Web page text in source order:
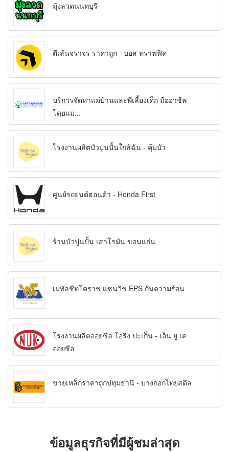
มุ้งลวดนนทบุรี
ตีเส้นจราจร ราคาถูก - บอส ทราฟฟิค
บริการจัดหาแม่บ้านและพี่เลี้ยงเด็ก มืออาชีพ
โดยแม่...
โรงงานผลิตบัวปูนปั้นใกล้ฉัน - คุ้มบัว
ศูนย์รถยนต์ฮอนด้า - Honda First
ร้านบัวปูนปั้น เสาโรมัน ขอนแก่น
เมทัลชีทโคราช แซนวิช EPS กันความร้อน
โรงงานผลิตออยซีล โอริง ปะเก็น - เอ็น ยู เค
ออยซีล
ขายเหล็กราคาถูกปทุมธานี - บางกอกไทยสตีล
ข้อมูลธุรกิจที่มีผู้ชมล่าสุด